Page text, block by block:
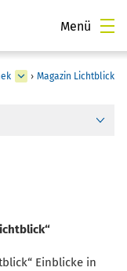
Menü
› Magazin Lichtblick
Einblicke in